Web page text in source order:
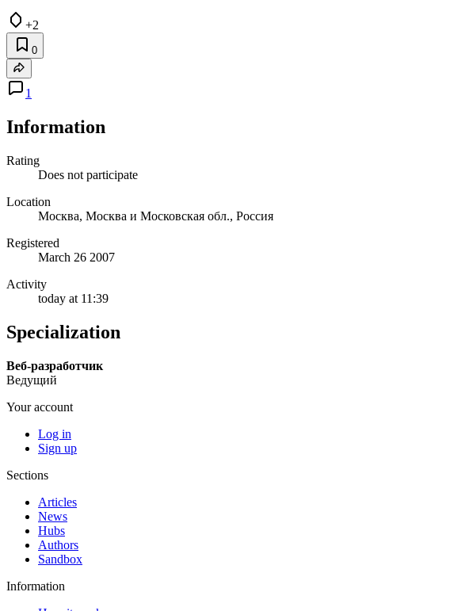
+2
0
1
Information
Rating
Does not participate
Location
Москва, Москва и Московская обл., Россия
Registered
March 26 2007
Activity
today at 11:39
Specialization
Веб-разработчик
Ведущий
Your account
Log in
Sign up
Sections
Articles
News
Hubs
Authors
Sandbox
Information